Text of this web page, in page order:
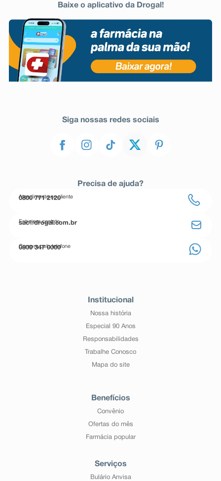
Baixe o aplicativo da Drogal!
Siga nossas redes sociais
Precisa de ajuda?
Atendimento ao cliente
0800 771 2120
Entre em contato
sac@drogal.com.br
Compre pelo telefone
0800 347 0000
Institucional
Nossa história
Especial 90 Anos
Responsabilidades
Trabalhe Conosco
Mapa do site
Benefícios
Convênio
Ofertas do mês
Farmácia popular
Serviços
Bulário Anvisa